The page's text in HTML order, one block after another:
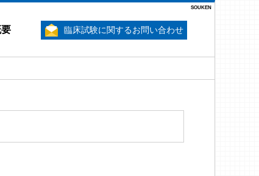
SOUKEN
臨床試験に関するお問い合わせ